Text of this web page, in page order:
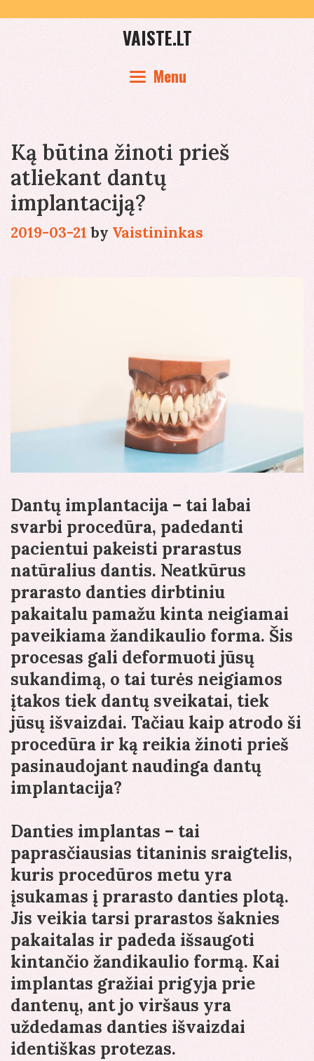
content
VAISTE.LT
Menu
Ką būtina žinoti prieš
atliekant dantų
implantaciją?
2019-03-21 by Vaistininkas
Dantų implantacija – tai labai
svarbi procedūra, padedanti
pacientui pakeisti prarastus
natūralius dantis. Neatkūrus
prarasto danties dirbtiniu
pakaitalu pamažu kinta neigiamai
paveikiama žandikaulio forma. Šis
procesas gali deformuoti jūsų
sukandimą, o tai turės neigiamos
įtakos tiek dantų sveikatai, tiek
jūsų išvaizdai. Tačiau kaip atrodo ši
procedūra ir ką reikia žinoti prieš
pasinaudojant naudinga dantų
implantacija?
Danties implantas – tai
paprasčiausias titaninis sraigtelis,
kuris procedūros metu yra
įsukamas į prarasto danties plotą.
Jis veikia tarsi prarastos šaknies
pakaitalas ir padeda išsaugoti
kintančio žandikaulio formą. Kai
implantas gražiai prigyja prie
dantenų, ant jo viršaus yra
uždedamas danties išvaizdai
identiškas protezas.